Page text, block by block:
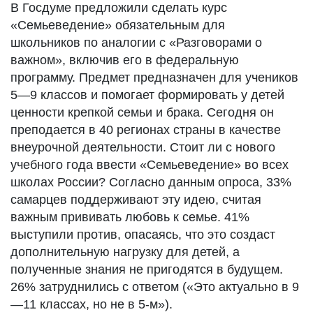
В Госдуме предложили сделать курс
«Семьеведение» обязательным для
школьников по аналогии с «Разговорами о
важном», включив его в федеральную
программу. Предмет предназначен для учеников
5—9 классов и помогает формировать у детей
ценности крепкой семьи и брака. Сегодня он
преподается в 40 регионах страны в качестве
внеурочной деятельности. Стоит ли с нового
учебного года ввести «Семьеведение» во всех
школах России? Согласно данным опроса, 33%
самарцев поддерживают эту идею, считая
важным прививать любовь к семье. 41%
выступили против, опасаясь, что это создаст
дополнительную нагрузку для детей, а
полученные знания не пригодятся в будущем.
26% затруднились с ответом («Это актуально в 9
—11 классах, но не в 5-м»).